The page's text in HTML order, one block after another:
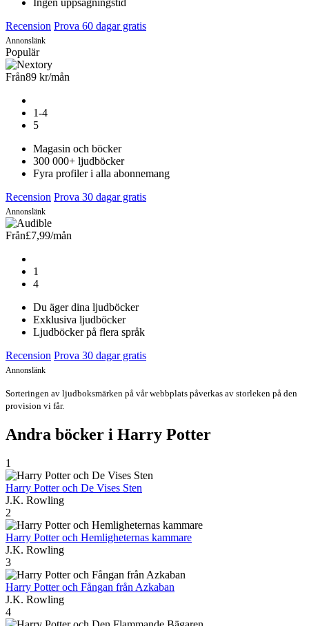
Recension Prova 60 dagar gratis
Annonslänk
Populär
Från89 kr/mån
1-4
5
Magasin och böcker
300 000+ ljudböcker
Fyra profiler i alla abonnemang
Recension Prova 30 dagar gratis
Annonslänk
Från£7,99/mån
1
4
Du äger dina ljudböcker
Exklusiva ljudböcker
Ljudböcker på flera språk
Recension Prova 30 dagar gratis
Annonslänk
Sorteringen av ljudboksmärken på vår webbplats påverkas av storleken på den
provision vi får.
Andra böcker i Harry Potter
1
Harry Potter och De Vises Sten
J.K. Rowling
2
Harry Potter och Hemligheternas kammare
J.K. Rowling
3
Harry Potter och Fångan från Azkaban
J.K. Rowling
4